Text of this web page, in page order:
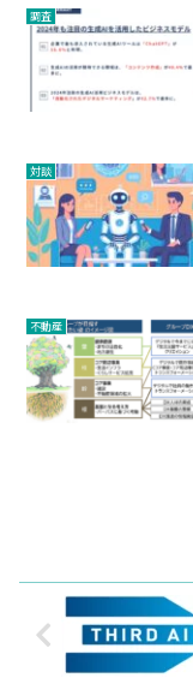
調査
対談
不動産